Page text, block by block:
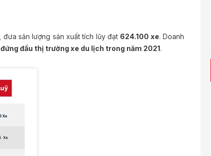
, đưa sản lượng sản xuất tích lũy đạt 624.100 xe. Doanh
đứng đầu thị trường xe du lịch trong năm 2021.